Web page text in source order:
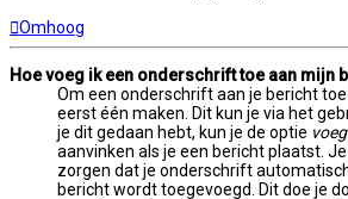
Omhoog
Hoe voeg ik een onderschrift toe aan mijn
Om een onderschrift aan je bericht
eerst één maken. Dit kun je via het
je dit gedaan hebt, kun je de optie
aanvinken als je een bericht plaatst.
zorgen dat je onderschrift
bericht wordt toegevoegd. Dit doe je